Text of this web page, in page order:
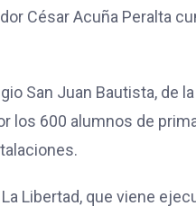
César Acuña Peralta
San Juan Bautista, de
600 alumnos de
Libertad, que viene